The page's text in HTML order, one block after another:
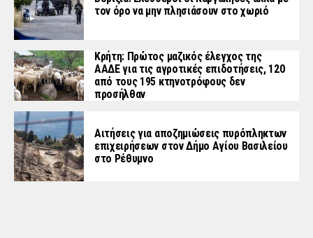
τον όρο να μην πλησιάσουν στο χωριό
Κρήτη: Πρώτος μαζικός έλεγχος της
ΑΑΔΕ για τις αγροτικές επιδοτήσεις, 120
από τους 195 κτηνοτρόφους δεν
προσήλθαν
Αιτήσεις για αποζημιώσεις πυρόπληκτων
επιχειρήσεων στον Δήμο Αγίου Βασιλείου
στο Ρέθυμνο